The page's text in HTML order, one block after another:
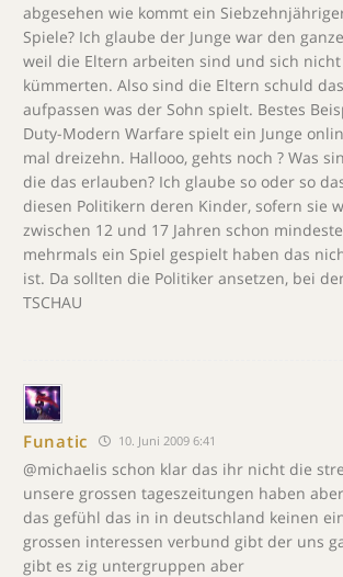
abgesehen wie kommt ein
Spiele? Ich glaube der Junge war den
weil die Eltern arbeiten sind und sich
kümmerten. Also sind die Eltern schuld
aufpassen was der Sohn spielt. Bestes
Duty-Modern Warfare spielt ein Junge
mal dreizehn. Hallooo, gehts noch ? Was
die das erlauben? Ich glaube so oder so
diesen Politikern deren Kinder, sofern sie
zwischen 12 und 17 Jahren schon
mehrmals ein Spiel gespielt haben das
ist. Da sollten die Politiker ansetzen, bei
TSCHAU
Funatic 10. Juni 2009 6:41
@michaelis schon klar das ihr nicht die
unsere grossen tageszeitungen haben
das gefühl das in in deutschland keinen
grossen interessen verbund gibt der uns
gibt es zig untergruppen aber